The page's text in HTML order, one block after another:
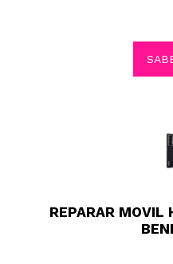
REPARAR MOVIL